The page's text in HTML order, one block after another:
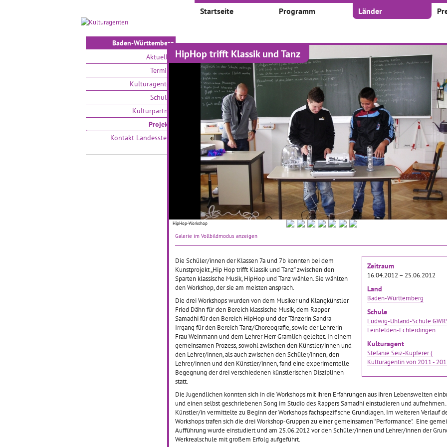
HipHop trifft Klassik und Tanz
HipHop-Workshop
Galerie im Vollbildmodus anzeigen
Zeitraum
16.04.2012 – 25.06.2012
Land
Baden-Württemberg
Schule
Ludwig-Uhland-Schule
Leinfelden-Echterdingen
Kulturagent
Stefanie Seiz-Kupferer (
Kulturagentin von 2011 -
Die Schüler/innen der Klassen 7a und 7b konnten bei dem
Kunstprojekt „Hip Hop trifft Klassik und Tanz“ zwischen den
Sparten klassische Musik, HipHop und Tanz wählen. Sie wählten
den Workshop, der sie am meisten ansprach.
Die drei Workshops wurden von dem Musiker und Klangkünstler
Fried Dähn für den Bereich klassische Musik, dem Rapper
Samadhi für den Bereich HipHop und der Tänzerin Sandra
Irrgang für den Bereich Tanz/Choreografie, sowie der Lehrerin
Frau Weinmann und dem Lehrer Herr Gramlich geleitet. In einem
gemeinsamen Prozess, sowohl zwischen den Künstler/innen und
den Lehrer/innen, als auch zwischen den Schüler/innen, den
Lehrer/innen und den Künstler/innen, fand eine experimentelle
Begegnung der drei verschiedenen künstlerischen Disziplinen
statt.
Die Jugendlichen konnten sich in die Workshops mit ihren Erfahrungen aus ihren Lebenswelten
und einen selbst geschriebenen Song im Studio des Rappers Samadhi einstudieren und aufnehmen.
Künstler/in vermittelte zu Beginn der Workshops fachspezifische Grundlagen. Im weiteren Verlauf
Workshops trafen sich die drei Workshop-Gruppen zu einer gemeinsamen "Performance". Eine
Aufführung wurde einstudiert und am 25.06.2012 vor den Schüler/innen und Lehrer/innen der
Werkrealschule mit großem Erfolg aufgeführt.
Baden-Württemberg
Aktuelles
Termine
Kulturagenten
Schulen
Kulturpartner
Projekte
Kontakt Landesstelle
Startseite Programm Länder
Projekte
Auswählen nach: Zeitraum:
Bis
1 3...19
Kleine Teufel aus Ton
01.01.2017–31.01.2017
Ganz nah heran an moderne
Klasse der Werkrealschule
Lichtental, als sie eine
aktuelle Ausstellung im
Alten Dampfbad Baden-
Baden besuchte.… mehr
bücher(t)räume
01.01.2017–31.03.2017
Ein Umzug der
Jugendmedien@age der
Baden machte es
notwendig, die neuen
Räume ansprechend zu
gestalten und sie für
Jugendliche interessanter zu
Idee… mehr
Moderne Kunst kreativ
erfahren
01.01.2017–31.05.2019
Kollegium verspricht das
Projektformat „Volldampf
voraus!“ der Werkrealschule
Lichtental in Baden-Baden.
In… mehr
Slam Poetry macht
Schule
01.01.2017–30.04.2019
2015/2016 konnte die
Klassenstufe Zehn des
Werkrealschulzweigs der
Schiller-Realschule im
Verbund in Schwäbisch
Gmünd die Kunstform der
Slam Poetry kennenlernen.
Ich sehe was, was Du
nicht siehst
01.10.2016–31.10.2016
nur bei Jugendlichen)
gelegentlich zu ungeklärten
Fragen und Unverständnis.
Dass diese moderne
Kunstform interessant und
kurzweilig sein kann, wenn
Vorsicht zerbrechlich -
Kunst aus Glas
Ausdrucksmöglichkeiten
und faszinierenden
Eigenschaften das Material
Glas haben kann, erfuhren
im vergangenen Schuljahr
Schülerinnen und Schüler